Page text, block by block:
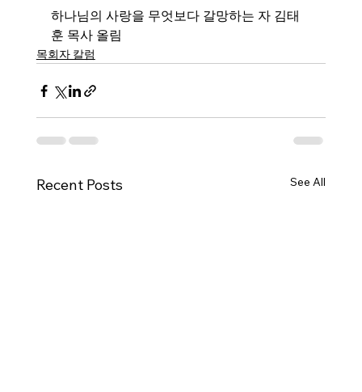
하나님의 사랑을 무엇보다 갈망하는 자 김태
훈 목사 올림
목회자 칼럼
Recent Posts See All